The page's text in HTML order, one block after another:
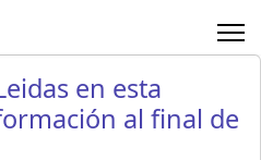
en esta
al final de